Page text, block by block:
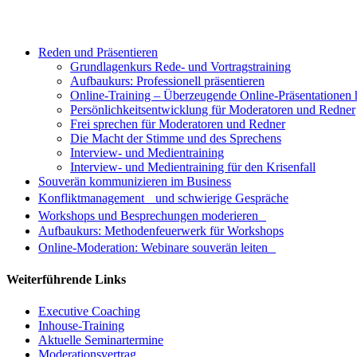
Reden und Präsentieren
Grundlagenkurs Rede- und Vortragstraining
Aufbaukurs: Professionell präsentieren
Online-Training – Überzeugende Online-Präsentationen
Persönlichkeitsentwicklung für Moderatoren und Redner
Frei sprechen für Moderatoren und Redner
Die Macht der Stimme und des Sprechens
Interview- und Medientraining
Interview- und Medientraining für den Krisenfall
Souverän kommunizieren im Business
Konfliktmanagement und schwierige Gespräche
Workshops und Besprechungen moderieren
Aufbaukurs: Methodenfeuerwerk für Workshops
Online-Moderation: Webinare souverän leiten
Weiterführende Links
Executive Coaching
Inhouse-Training
Aktuelle Seminartermine
Moderationsvertrag